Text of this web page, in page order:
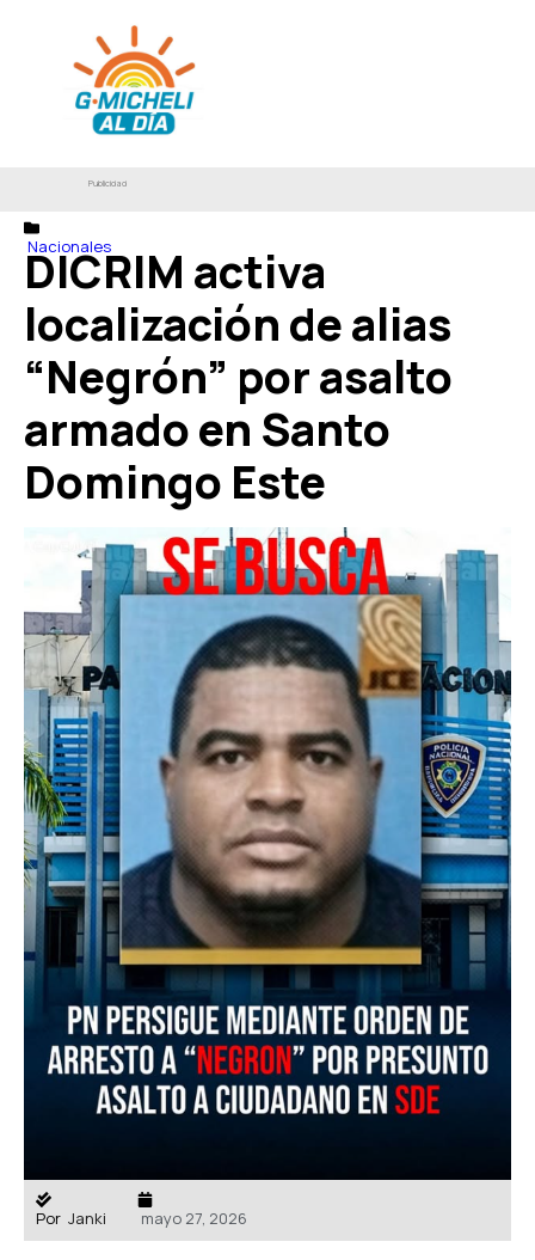
Publicidad
Nacionales
DICRIM activa
localización de alias
“Negrón” por asalto
armado en Santo
Domingo Este
Por Janki mayo 27, 2026